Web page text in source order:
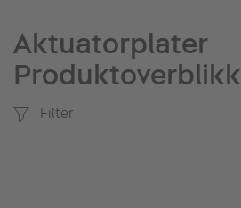
Aktuatorplater
Produktoverblikk
Filter